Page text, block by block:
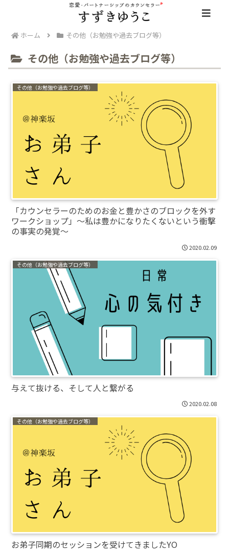
ホーム その他（お勉強や過去ブログ等）
その他（お勉強や過去ブログ等）
その他（お勉強や過去ブログ等）
「カウンセラーのためのお金と豊かさのブロックを外す
ワークショップ」～私は豊かになりたくないという衝撃
の事実の発覚～
2020.02.09
その他（お勉強や過去ブログ等）
与えて抜ける、そして人と繋がる
2020.02.08
その他（お勉強や過去ブログ等）
お弟子同期のセッションを受けてきましたYO